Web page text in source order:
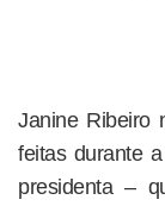
Janine Ribeiro
feitas durante
presidenta –